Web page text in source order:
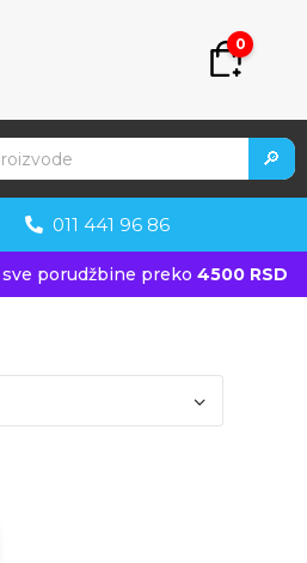
0
🔎
011 441 96 86
porudžbine preko 4500 RSD